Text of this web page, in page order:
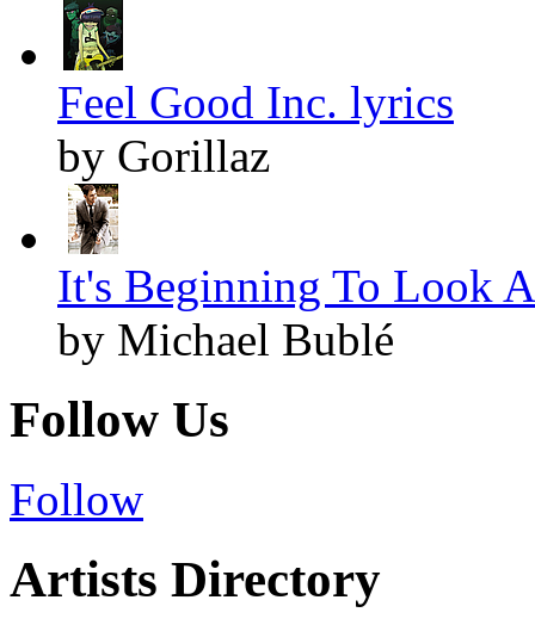
Feel Good Inc. lyrics
by Gorillaz
It's Beginning To Look
by Michael Bublé
Follow Us
Follow
Artists Directory